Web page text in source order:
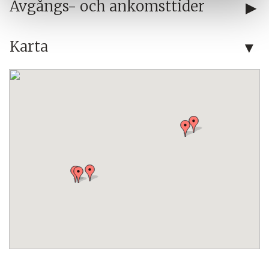
Avgångs- och ankomsttider
Karta